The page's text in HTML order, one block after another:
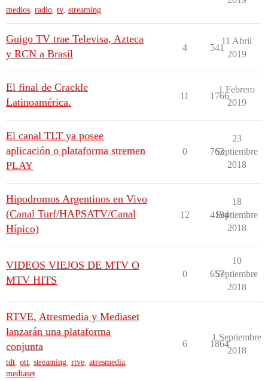
medios, radio, tv, streaming
Guigo TV trae Televisa, Azteca
y RCN a Brasil
4 541
11 Abril
2019
El final de Crackle
Latinoamérica.
11 1766
1 Febrero
2019
El canal TLT ya posee
aplicación o plataforma stremen
PLAY
0 763
23
Septiembre
2018
Hipodromos Argentinos en Vivo
(Canal Turf/HAPSATV/Canal
Hípico)
12 4194
18
Septiembre
2018
VIDEOS VIEJOS DE MTV O
MTV HITS
0 657
10
Septiembre
2018
RTVE, Atresmedia y Mediaset
lanzarán una plataforma
conjunta
tdt, ott, streaming, rtve, atresmedia,
mediaset
6 1864
1 Septiembre
2018